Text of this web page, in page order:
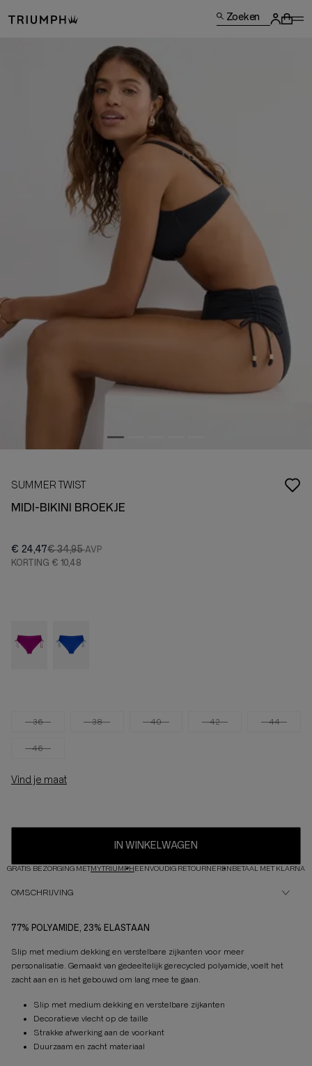
Zoeken
SUMMER TWIST
MIDI-BIKINI BROEKJE
€ 24,47€ 34,95
KORTING € 10,48
36 38 40 42 44
46
Vind je maat
IN WINKELWAGEN
GRATIS BEZORGING METMYTRIUMPHEENVOUDIG RETOURNERENBETAAL MET KLARNA
OMSCHRIJVING
77% POLYAMIDE, 23% ELASTAAN
Slip met medium dekking en verstelbare zijkanten voor meer
personalisatie. Gemaakt van gedeeltelijk gerecycled polyamide, voelt het
zacht aan en is het gebouwd om lang mee te gaan.
Slip met medium dekking en verstelbare zijkanten
Decoratieve vlecht op de taille
Strakke afwerking aan de voorkant
Duurzaam en zacht materiaal